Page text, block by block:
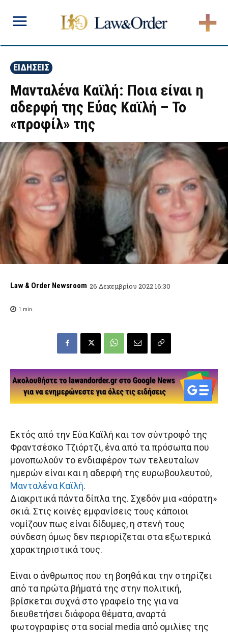
ΕΙΔΗΣΕΙΣ
Μανταλένα Καϊλή: Ποια είναι η
αδερφή της Εύας Καϊλή – Το
«προφίλ» της
Law & Order Newsroom 26 Δεκεμβρίου 2022 16:30
1 min.
Εκτός από την Εύα Καϊλή και τον σύντροφό της
Φραντσέσκο Τζιόρτζι, ένα από τα πρόσωπα που
μονοπωλούν το ενδιαφέρον των τελευταίων
ημερών είναι και η αδερφή της ευρωβουλευτού,
Μανταλένα Καϊλή.
Διακριτικά πάντα δίπλα της. Σχεδόν μια «αόρατη»
σκιά. Στις κοινές εμφανίσεις τους κάποιοι
νομίζουν πως είναι δίδυμες, η στενή τους
σύνδεση όμως δεν περιορίζεται στα εξωτερικά
χαρακτηριστικά τους.
Είναι ο άνθρωπος που τη βοηθά και την στηρίζει
από τα πρώτα βήματά της στην πολιτική,
βρίσκεται συχνά στο γραφείο της για να
διευθετήσει διάφορα θέματα, αναρτά
φωτογραφίες στα social media από ομιλίες της